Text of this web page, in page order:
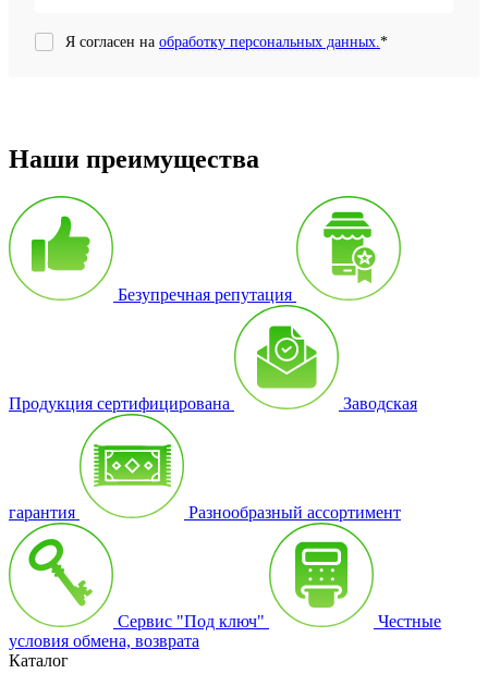
Я согласен на обработку персональных данных. *
Наши преимущества
Безупречная репутация
Продукция сертифицирована Заводская
гарантия Разнообразный ассортимент
Сервис "Под ключ"
Честные
условия обмена, возврата
Каталог